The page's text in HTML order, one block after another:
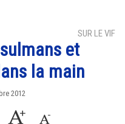
SUR LE VIF
et
la main
2012